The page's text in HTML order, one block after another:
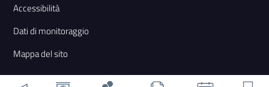
Accessibilità
Dati di monitoraggio
Mappa del sito